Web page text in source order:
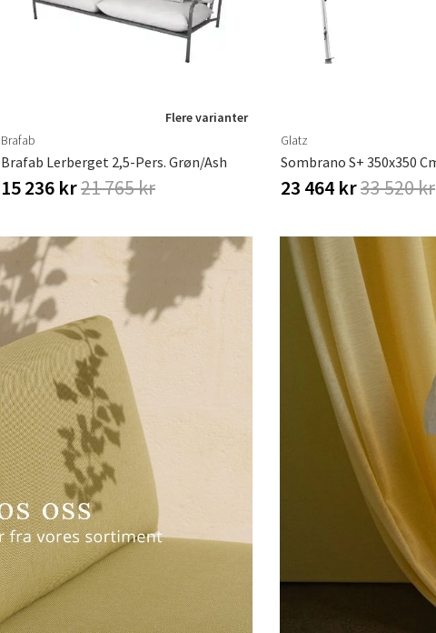
Flere varianter
Brafab
Brafab Lerberget 2,5-Pers. Grøn/Ash
15 236 kr21 765 kr
Glatz
23 464 kr33 520 kr